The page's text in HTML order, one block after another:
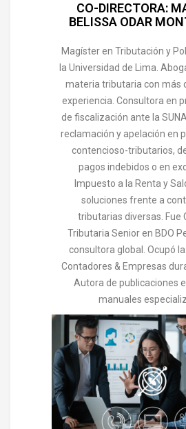
CO-DIRECTORA:
BELISSA ODAR
Magíster en Tributación y
la Universidad de Lima.
materia tributaria con más
experiencia. Consultora en
de fiscalización ante la
reclamación y apelación en
contencioso-tributarios,
pagos indebidos o en
Impuesto a la Renta y
soluciones frente a
tributarias diversas. Fue
Tributaria Senior en BDO
consultora global. Ocupó
Contadores & Empresas
Autora de publicaciones
manuales